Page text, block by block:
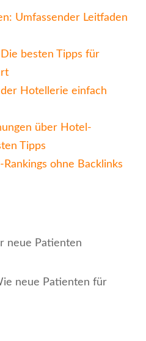
Umfassender Leitfaden
besten Tipps für
Hotellerie einfach
über Hotel-
Tipps
ohne Backlinks
neue Patienten
neue Patienten für